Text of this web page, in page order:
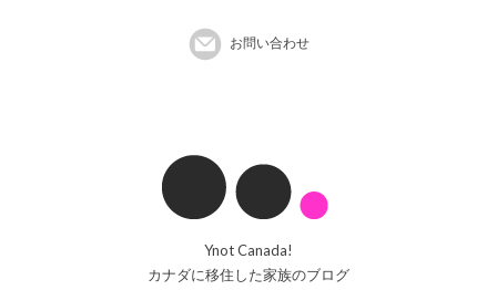
お問い合わせ
Ynot Canada!
カナダに移住した家族のブログ